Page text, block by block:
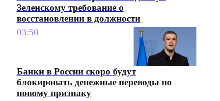
Зеленскому требование о
восстановлении в должности
03:50
Банки в России скоро будут
блокировать денежные переводы по
новому признаку